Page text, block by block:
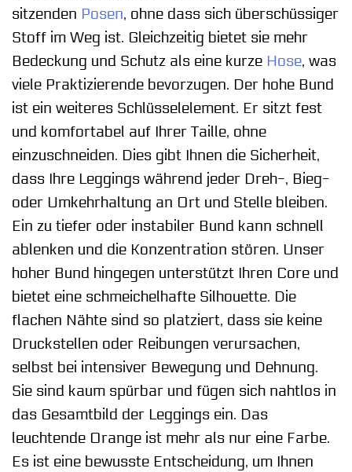
sitzenden Posen, ohne dass sich überschüssiger
Stoff im Weg ist. Gleichzeitig bietet sie mehr
Bedeckung und Schutz als eine kurze Hose, was
viele Praktizierende bevorzugen. Der hohe Bund
ist ein weiteres Schlüsselelement. Er sitzt fest
und komfortabel auf Ihrer Taille, ohne
einzuschneiden. Dies gibt Ihnen die Sicherheit,
dass Ihre Leggings während jeder Dreh-, Bieg-
oder Umkehrhaltung an Ort und Stelle bleiben.
Ein zu tiefer oder instabiler Bund kann schnell
ablenken und die Konzentration stören. Unser
hoher Bund hingegen unterstützt Ihren Core und
bietet eine schmeichelhafte Silhouette. Die
flachen Nähte sind so platziert, dass sie keine
Druckstellen oder Reibungen verursachen,
selbst bei intensiver Bewegung und Dehnung.
Sie sind kaum spürbar und fügen sich nahtlos in
das Gesamtbild der Leggings ein. Das
leuchtende Orange ist mehr als nur eine Farbe.
Es ist eine bewusste Entscheidung, um Ihnen